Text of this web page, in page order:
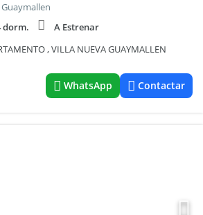
Guaymallen
dorm.
A Estrenar
, VILLA NUEVA GUAYMALLEN
WhatsApp Contactar